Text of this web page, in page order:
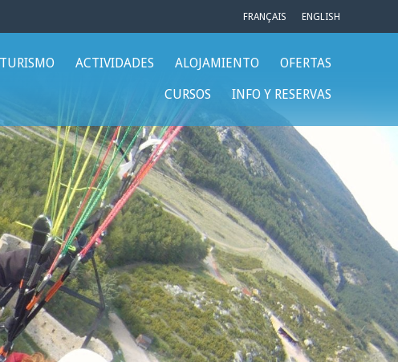
FRANÇAIS ENGLISH
ACTIVIDADES ALOJAMIENTO OFERTAS
CURSOS INFO Y RESERVAS